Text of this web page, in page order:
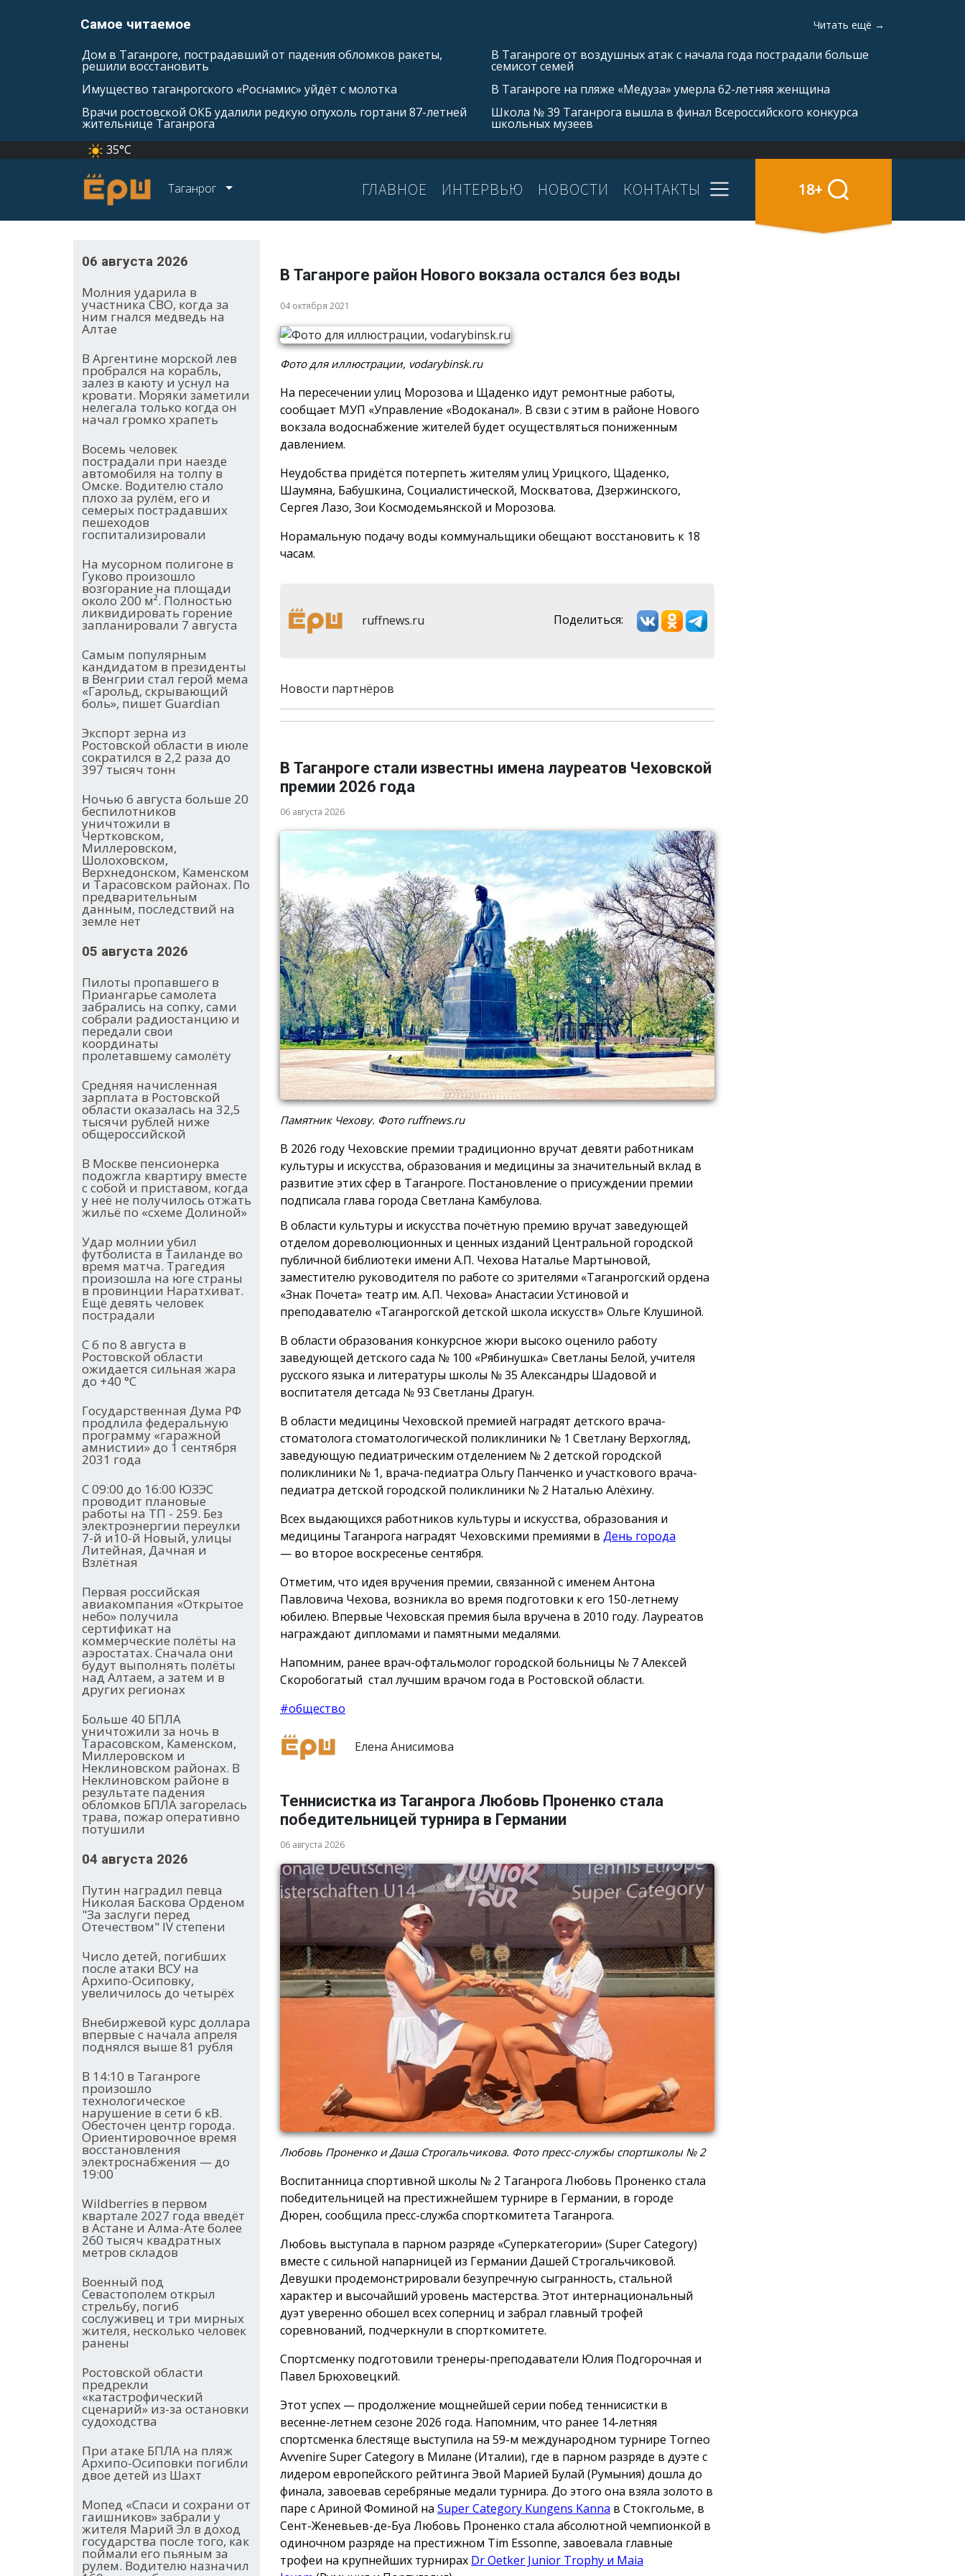
Самое читаемое Читать ещё →
Дом в Таганроге, пострадавший от падения обломков ракеты,
решили восстановить
Имущество таганрогского «Роснамис» уйдёт с молотка
Врачи ростовской ОКБ удалили редкую опухоль гортани 87-летней
жительнице Таганрога
В Таганроге от воздушных атак с начала года пострадали больше
семисот семей
В Таганроге на пляже «Медуза» умерла 62-летняя женщина
Школа № 39 Таганрога вышла в финал Всероссийского конкурса
школьных музеев
35°C
Таганрог ГЛАВНОЕ ИНТЕРВЬЮ НОВОСТИ КОНТАКТЫ 18+
06 августа 2026
Молния ударила в
участника СВО, когда за
ним гнался медведь на
Алтае
В Аргентине морской лев
пробрался на корабль,
залез в каюту и уснул на
кровати. Моряки заметили
нелегала только когда он
начал громко храпеть
Восемь человек
пострадали при наезде
автомобиля на толпу в
Омске. Водителю стало
плохо за рулём, его и
семерых пострадавших
пешеходов
госпитализировали
На мусорном полигоне в
Гуково произошло
возгорание на площади
около 200 м². Полностью
ликвидировать горение
запланировали 7 августа
Самым популярным
кандидатом в президенты
в Венгрии стал герой мема
«Гарольд, скрывающий
боль», пишет Guardian
Экспорт зерна из
Ростовской области в июле
сократился в 2,2 раза до
397 тысяч тонн
Ночью 6 августа больше 20
беспилотников
уничтожили в
Чертковском,
Миллеровском,
Шолоховском,
Верхнедонском, Каменском
и Тарасовском районах. По
предварительным
данным, последствий на
земле нет
05 августа 2026
Пилоты пропавшего в
Приангарье самолета
забрались на сопку, сами
собрали радиостанцию и
передали свои
координаты
пролетавшему самолёту
Средняя начисленная
зарплата в Ростовской
области оказалась на 32,5
тысячи рублей ниже
общероссийской
В Москве пенсионерка
подожгла квартиру вместе
с собой и приставом, когда
у неё не получилось отжать
жильё по «схеме Долиной»
Удар молнии убил
футболиста в Таиланде во
время матча. Трагедия
произошла на юге страны
в провинции Наратхиват.
Ещё девять человек
пострадали
С 6 по 8 августа в
Ростовской области
ожидается сильная жара
до +40 °С
Государственная Дума РФ
продлила федеральную
программу «гаражной
амнистии» до 1 сентября
2031 года
С 09:00 до 16:00 ЮЗЭС
проводит плановые
работы на ТП - 259. Без
электроэнергии переулки
7-й и10-й Новый, улицы
Литейная, Дачная и
Взлётная
Первая российская
авиакомпания «Открытое
небо» получила
сертификат на
коммерческие полёты на
аэростатах. Сначала они
будут выполнять полёты
над Алтаем, а затем и в
других регионах
Больше 40 БПЛА
уничтожили за ночь в
Тарасовском, Каменском,
Миллеровском и
Неклиновском районах. В
Неклиновском районе в
результате падения
обломков БПЛА загорелась
трава, пожар оперативно
потушили
04 августа 2026
Путин наградил певца
Николая Баскова Орденом
"За заслуги перед
Отечеством" IV степени
Число детей, погибших
после атаки ВСУ на
Архипо-Осиповку,
увеличилось до четырёх
Внебиржевой курс доллара
впервые с начала апреля
поднялся выше 81 рубля
В 14:10 в Таганроге
произошло
технологическое
нарушение в сети 6 кВ.
Обесточен центр города.
Ориентировочное время
восстановления
электроснабжения — до
19:00
Wildberries в первом
квартале 2027 года введёт
в Астане и Алма-Ате более
260 тысяч квадратных
метров складов
Военный под
Севастополем открыл
стрельбу, погиб
сослуживец и три мирных
жителя, несколько человек
ранены
Ростовской области
предрекли
«катастрофический
сценарий» из-за остановки
судоходства
При атаке БПЛА на пляж
Архипо-Осиповки погибли
двое детей из Шахт
Мопед «Спаси и сохрани от
гаишников» забрали у
жителя Марий Эл в доход
государства после того, как
поймали его пьяным за
рулем. Водителю назначил
В Таганроге район Нового вокзала остался без воды
04 октября 2021
Фото для иллюстрации, vodarybinsk.ru
На пересечении улиц Морозова и Щаденко идут ремонтные работы,
сообщает МУП «Управление «Водоканал». В свзи с этим в районе Нового
вокзала водоснабжение жителей будет осуществляться пониженным
давлением.
Неудобства придётся потерпеть жителям улиц Урицкого, Щаденко,
Шаумяна, Бабушкина, Социалистической, Москватова, Дзержинского,
Сергея Лазо, Зои Космодемьянской и Морозова.
Норамальную подачу воды коммунальщики обещают восстановить к 18
часам.
ruffnews.ru Поделиться:
Новости партнёров
В Таганроге стали известны имена лауреатов Чеховской
премии 2026 года
06 августа 2026
Памятник Чехову. Фото ruffnews.ru
В 2026 году Чеховские премии традиционно вручат девяти работникам
культуры и искусства, образования и медицины за значительный вклад в
развитие этих сфер в Таганроге. Постановление о присуждении премии
подписала глава города Светлана Камбулова.
В области культуры и искусства почётную премию вручат заведующей
отделом дореволюционных и ценных изданий Центральной городской
публичной библиотеки имени А.П. Чехова Наталье Мартыновой,
заместителю руководителя по работе со зрителями «Таганрогский ордена
«Знак Почета» театр им. А.П. Чехова» Анастасии Устиновой и
преподавателю «Таганрогской детской школа искусств» Ольге Клушиной.
В области образования конкурсное жюри высоко оценило работу
заведующей детского сада № 100 «Рябинушка» Светланы Белой, учителя
русского языка и литературы школы № 35 Александры Шадовой и
воспитателя детсада № 93 Светланы Драгун.
В области медицины Чеховской премией наградят детского врача-
стоматолога стоматологической поликлиники № 1 Светлану Верхогляд,
заведующую педиатрическим отделением № 2 детской городской
поликлиники № 1, врача-педиатра Ольгу Панченко и участкового врача-
педиатра детской городской поликлиники № 2 Наталью Алёхину.
Всех выдающихся работников культуры и искусства, образования и
медицины Таганрога наградят Чеховскими премиями в День города
— во второе воскресенье сентября.
Отметим, что идея вручения премии, связанной с именем Антона
Павловича Чехова, возникла во время подготовки к его 150-летнему
юбилею. Впервые Чеховская премия была вручена в 2010 году. Лауреатов
награждают дипломами и памятными медалями.
Напомним, ранее врач-офтальмолог городской больницы № 7 Алексей
Скоробогатый стал лучшим врачом года в Ростовской области.
#общество
Елена Анисимова
Теннисистка из Таганрога Любовь Проненко стала
победительницей турнира в Германии
06 августа 2026
Любовь Проненко и Даша Строгальчикова. Фото пресс-службы спортшколы № 2
Воспитанница спортивной школы № 2 Таганрога Любовь Проненко стала
победительницей на престижнейшем турнире в Германии, в городе
Дюрен, сообщила пресс-служба спорткомитета Таганрога.
Любовь выступала в парном разряде «Суперкатегории» (Super Category)
вместе с сильной напарницей из Германии Дашей Строгальчиковой.
Девушки продемонстрировали безупречную сыгранность, стальной
характер и высочайший уровень мастерства. Этот интернациональный
дуэт уверенно обошел всех соперниц и забрал главный трофей
соревнований, подчеркнули в спорткомитете.
Спортсменку подготовили тренеры-преподаватели Юлия Подгорочная и
Павел Брюховецкий.
Этот успех — продолжение мощнейшей серии побед теннисистки в
весенне-летнем сезоне 2026 года. Напомним, что ранее 14-летняя
спортсменка блестяще выступила на 59-м международном турнире Torneo
Avvenire Super Category в Милане (Италии), где в парном разряде в дуэте с
лидером европейского рейтинга Эвой Марией Булай (Румыния) дошла до
финала, завоевав серебряные медали турнира. До этого она взяла золото в
паре с Ариной Фоминой на Super Category Kungens Kanna в Стокгольме, в
Сент-Женевьев-де-Буа Любовь Проненко стала абсолютной чемпионкой в
одиночном разряде на престижном Tim Essonne, завоевала главные
трофеи на крупнейших турнирах Dr Oetker Junior Trophy и Maia